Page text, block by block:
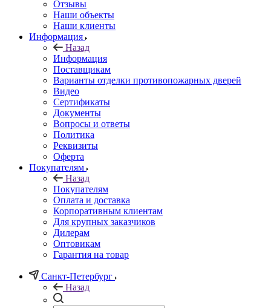
Отзывы
Наши объекты
Наши клиенты
Информация
Назад
Информация
Поставщикам
Варианты отделки противопожарных дверей
Видео
Сертификаты
Документы
Вопросы и ответы
Политика
Реквизиты
Оферта
Покупателям
Назад
Покупателям
Оплата и доставка
Корпоративным клиентам
Для крупных заказчиков
Дилерам
Оптовикам
Гарантия на товар
Санкт-Петербург
Назад